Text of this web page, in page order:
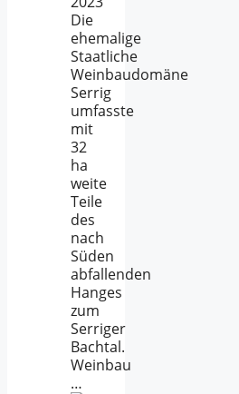
Die
ehemalige
Staatliche
Weinbaudomäne
Serrig
umfasste
mit
32
ha
weite
Teile
des
nach
Süden
abfallenden
Hanges
zum
Serriger
Bachtal.
Weinbau
…